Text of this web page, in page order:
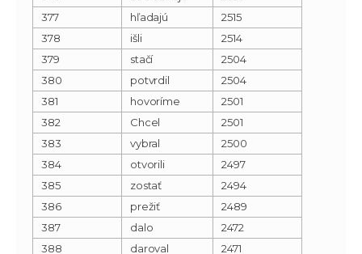
377
hľadajú
2515
378
išli
2514
379
stačí
2504
380
potvrdil
2504
381
hovoríme
2501
382
Chcel
2501
383
vybral
2500
384
otvorili
2497
385
zostať
2494
386
prežiť
2489
387
dalo
2472
388
daroval
2471